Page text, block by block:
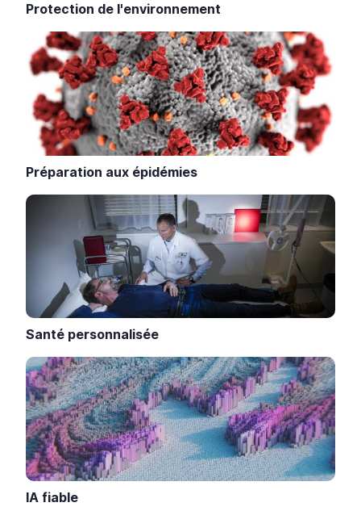
Protection de l'environnement
Préparation aux épidémies
Santé personnalisée
IA fiable